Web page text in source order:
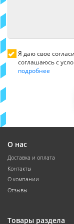
Я даю свое
соглашаюсь с
подробнее
О нас
Доставка и оплата
Контакты
О компании
Отзывы
Товары раздела